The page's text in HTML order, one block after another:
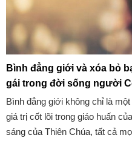
Bình đẳng giới và xóa bỏ
gái trong đời sống người
Bình đẳng giới không chỉ là
giá trị cốt lõi trong giáo huấn
sáng của Thiên Chúa, tất cả